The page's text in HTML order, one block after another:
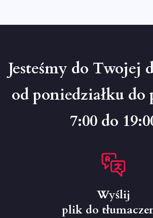
Jesteśmy do Twojej
od poniedziałku
7:00 do
Wyślij
plik do